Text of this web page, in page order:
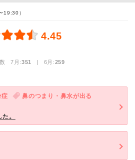
19:30）
4.45
数 7月:351 | 6月:259
症
鼻のつまり・鼻水が出る
。